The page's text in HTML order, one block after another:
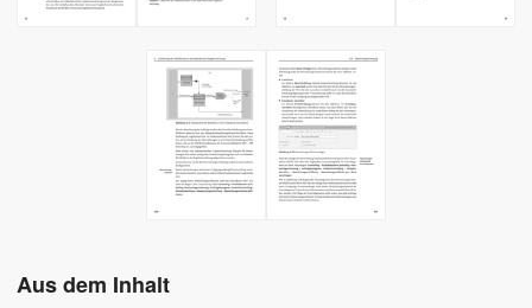
Aus dem Inhalt